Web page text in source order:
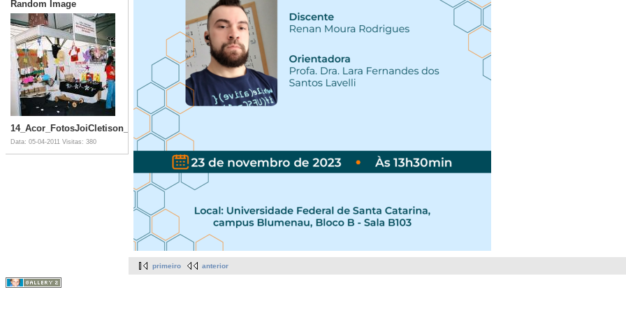
Random Image
14_Acor_FotosJoiCletison_092007_12_18_018_JPG_jpg.jpg
Data: 05-04-2011 Visitas: 380
primeiro anterior